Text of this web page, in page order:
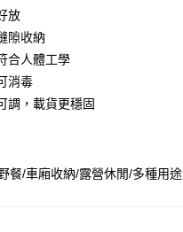
彰化商業銀行
台中商業銀行
星展（台灣）商業銀行
放
隙收納
合人體工學
消毒
調，載貨更穩固
餐/車廂收納/露營休閒/多種用途